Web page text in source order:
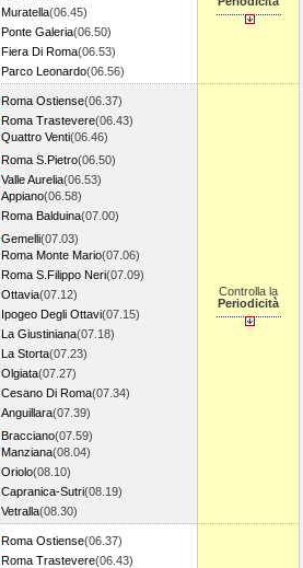
Muratella(06.45)
Ponte Galeria(06.50)
Fiera Di Roma(06.53)
Parco Leonardo(06.56)
Roma Ostiense(06.37)
Roma Trastevere(06.43)
Quattro Venti(06.46)
Roma S.Pietro(06.50)
Valle Aurelia(06.53)
Appiano(06.58)
Roma Balduina(07.00)
Gemelli(07.03)
Roma Monte Mario(07.06)
Roma S.Filippo Neri(07.09)
Ottavia(07.12)
Ipogeo Degli Ottavi(07.15)
La Giustiniana(07.18)
La Storta(07.23)
Olgiata(07.27)
Cesano Di Roma(07.34)
Anguillara(07.39)
Bracciano(07.59)
Manziana(08.04)
Oriolo(08.10)
Capranica-Sutri(08.19)
Vetralla(08.30)
Controlla la
Periodicità
Roma Ostiense(06.37)
Roma Trastevere(06.43)